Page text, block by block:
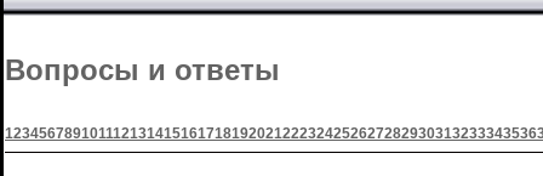
Вопросы и ответы
123456789101112131415161718192021222324252627282930313233343536